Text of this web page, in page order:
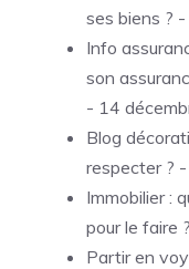
ses biens ? -
Info
son
- 14
Blog
respecter ?
Immobilier :
pour le faire ?
Partir en